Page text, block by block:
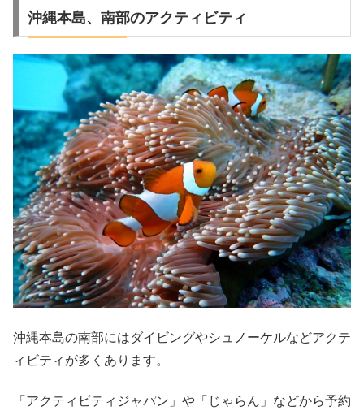
沖縄本島、南部のアクティビティ
沖縄本島の南部にはダイビングやシュノーケルなどアクテ
ィビティが多くあります。
「アクティビティジャパン」や「じゃらん」などから予約